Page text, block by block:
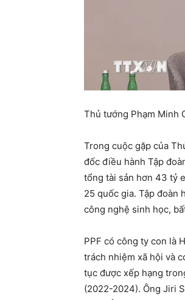
Thủ tướng Phạm Minh
Trong cuộc gặp của
đốc điều hành Tập
tổng tài sản hơn 43 tỷ
25 quốc gia. Tập đoàn
công nghệ sinh học,
PPF có công ty con là
trách nhiệm xã hội và
tục được xếp hạng
(2022-2024). Ông Jiri